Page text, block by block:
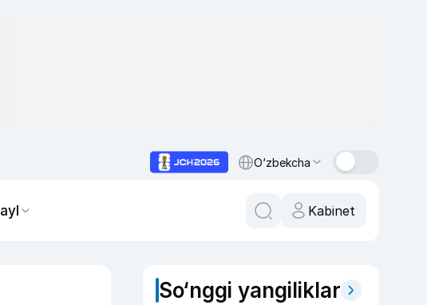
O‘zbekcha
Kabinet
So‘nggi yangiliklar